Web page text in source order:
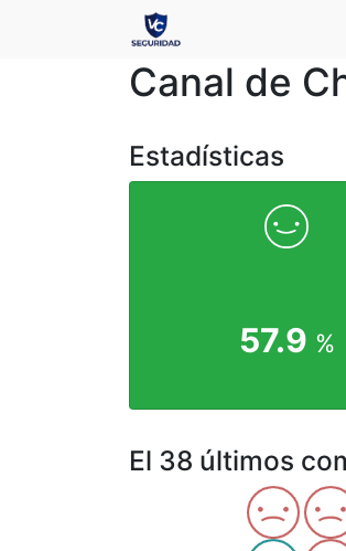
Canal de
Estadísticas
57.9 %
El 38 últimos